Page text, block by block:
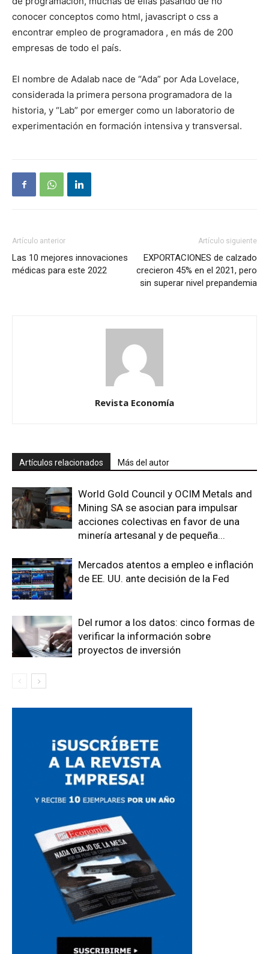
conocer conceptos como html, javascript o css a
encontrar empleo de programadora , en más de 200
empresas de todo el país.
El nombre de Adalab nace de “Ada” por Ada Lovelace,
considerada la primera persona programadora de la
historia, y “Lab” por emerger como un laboratorio de
experimentación en formación intensiva y transversal.
Artículo anterior
Las 10 mejores innovaciones
médicas para este 2022
Artículo siguiente
EXPORTACIONES de calzado
crecieron 45% en el 2021, pero
sin superar nivel prepandemia
Revista Economía
Artículos relacionados Más del autor
World Gold Council y OCIM Metals and
Mining SA se asocian para impulsar
acciones colectivas en favor de una
minería artesanal y de pequeña...
Mercados atentos a empleo e inflación
de EE. UU. ante decisión de la Fed
Del rumor a los datos: cinco formas de
verificar la información sobre
proyectos de inversión